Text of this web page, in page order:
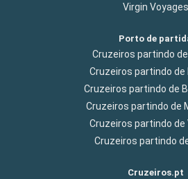
Virgin Voyages
Porto de
Cruzeiros partindo
Cruzeiros partindo de
Cruzeiros partindo de
Cruzeiros partindo de
Cruzeiros partindo de
Cruzeiros partindo
Cruzeiros.pt